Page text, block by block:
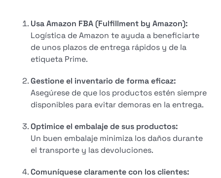
Usa Amazon FBA (Fulfillment by Amazon):
Logística de Amazon te ayuda a beneficiarte
de unos plazos de entrega rápidos y de la
etiqueta Prime.
Gestione el inventario de forma eficaz:
Asegúrese de que los productos estén siempre
disponibles para evitar demoras en la entrega.
Optimice el embalaje de sus productos:
Un buen embalaje minimiza los daños durante
el transporte y las devoluciones.
Comuníquese claramente con los clientes: